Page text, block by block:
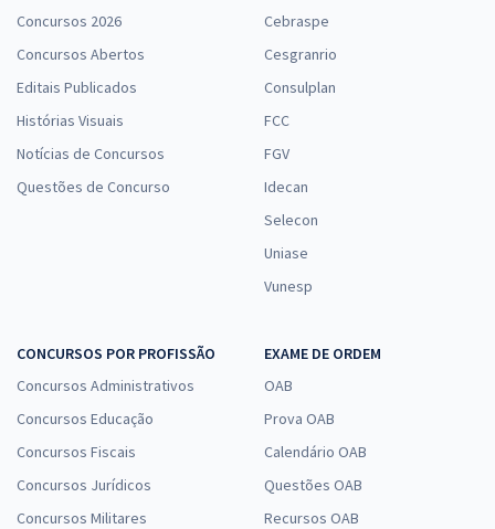
Concursos 2026
Concursos Abertos
Editais Publicados
Histórias Visuais
Notícias de Concursos
Questões de Concurso
Cebraspe
Cesgranrio
Consulplan
FCC
FGV
Idecan
Selecon
Uniase
Vunesp
CONCURSOS POR PROFISSÃO
Concursos Administrativos
Concursos Educação
Concursos Fiscais
Concursos Jurídicos
Concursos Militares
EXAME DE ORDEM
OAB
Prova OAB
Calendário OAB
Questões OAB
Recursos OAB